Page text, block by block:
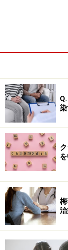
す。その他、
ど、一言で梅
梅毒はいつ
梅毒の検査は、
す。そのため
ようになります
原法の2種類を
注意しないと
して、陽性と判
りません。完治
場合は、脂質抗